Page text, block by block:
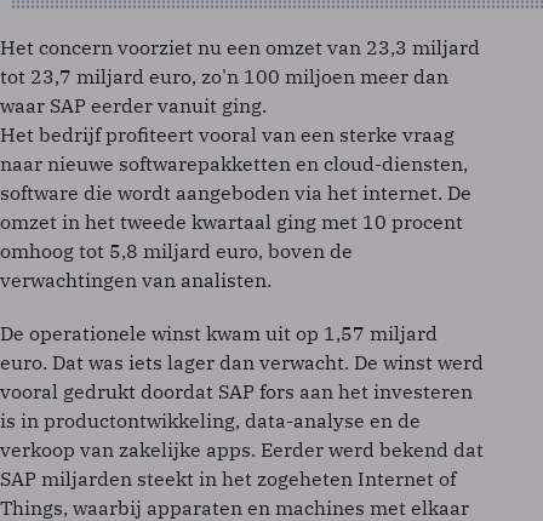
Het concern voorziet nu een omzet van 23,3 miljard
tot 23,7 miljard euro, zo'n 100 miljoen meer dan
waar SAP eerder vanuit ging.
Het bedrijf profiteert vooral van een sterke vraag
naar nieuwe softwarepakketten en cloud-diensten,
software die wordt aangeboden via het internet. De
omzet in het tweede kwartaal ging met 10 procent
omhoog tot 5,8 miljard euro, boven de
verwachtingen van analisten.
De operationele winst kwam uit op 1,57 miljard
euro. Dat was iets lager dan verwacht. De winst werd
vooral gedrukt doordat SAP fors aan het investeren
is in productontwikkeling, data-analyse en de
verkoop van zakelijke apps. Eerder werd bekend dat
SAP miljarden steekt in het zogeheten Internet of
Things, waarbij apparaten en machines met elkaar